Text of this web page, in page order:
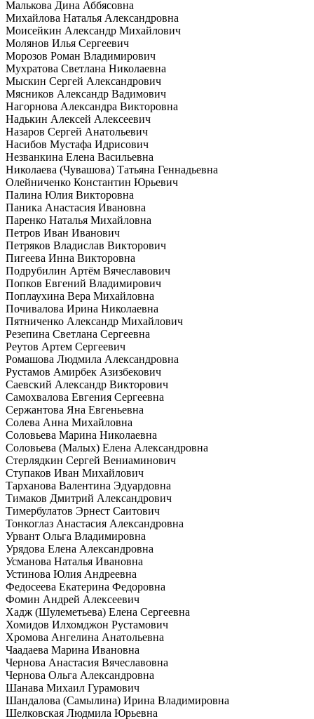
Малькова Дина Аббясовна
Михайлова Наталья Александровна
Моисейкин Александр Михайлович
Молянов Илья Сергеевич
Морозов Роман Владимирович
Мухратова Светлана Николаевна
Мыскин Сергей Александрович
Мясников Александр Вадимович
Нагорнова Александра Викторовна
Надькин Алексей Алексеевич
Назаров Сергей Анатольевич
Насибов Мустафа Идрисович
Незванкина Елена Васильевна
Николаева (Чувашова) Татьяна Геннадьевна
Олейниченко Константин Юрьевич
Палина Юлия Викторовна
Паника Анастасия Ивановна
Паренко Наталья Михайловна
Петров Иван Иванович
Петряков Владислав Викторович
Пигеева Инна Викторовна
Подрубилин Артём Вячеславович
Попков Евгений Владимирович
Поплаухина Вера Михайловна
Почивалова Ирина Николаевна
Пятниченко Александр Михайлович
Резепина Светлана Сергеевна
Реутов Артем Сергеевич
Ромашова Людмила Александровна
Рустамов Амирбек Азизбекович
Саевский Александр Викторович
Самохвалова Евгения Сергеевна
Сержантова Яна Евгеньевна
Солева Анна Михайловна
Соловьева Марина Николаевна
Соловьева (Малых) Елена Александровна
Стерлядкин Сергей Вениаминович
Ступаков Иван Михайлович
Тарханова Валентина Эдуардовна
Тимаков Дмитрий Александрович
Тимербулатов Эрнест Саитович
Тонкоглаз Анастасия Александровна
Урвант Ольга Владимировна
Урядова Елена Александровна
Усманова Наталья Ивановна
Устинова Юлия Андреевна
Федосеева Екатерина Федоровна
Фомин Андрей Алексеевич
Хадж (Шулеметьева) Елена Сергеевна
Хомидов Илхомджон Рустамович
Хромова Ангелина Анатольевна
Чаадаева Марина Ивановна
Чернова Анастасия Вячеславовна
Чернова Ольга Александровна
Шанава Михаил Гурамович
Шандалова (Самылина) Ирина Владимировна
Шелковская Людмила Юрьевна